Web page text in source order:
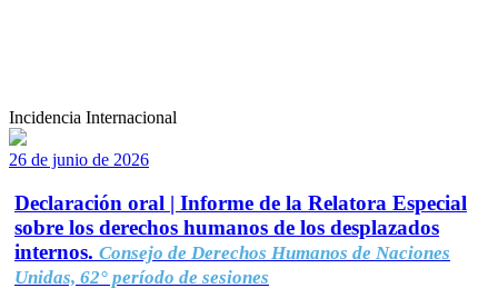
Incidencia Internacional
26 de junio de 2026
Declaración oral | Informe de la Relatora Especial
sobre los derechos humanos de los desplazados
internos. Consejo de Derechos Humanos de Naciones
Unidas, 62° período de sesiones